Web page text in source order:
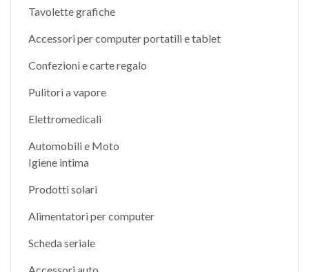
Tavolette grafiche
Accessori per computer portatili e tablet
Confezioni e carte regalo
Pulitori a vapore
Elettromedicali
Automobili e Moto
Igiene intima
Prodotti solari
Alimentatori per computer
Scheda seriale